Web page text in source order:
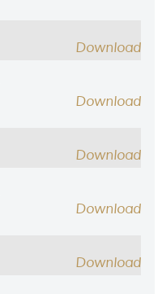
Download
Download
Download
Download
Download